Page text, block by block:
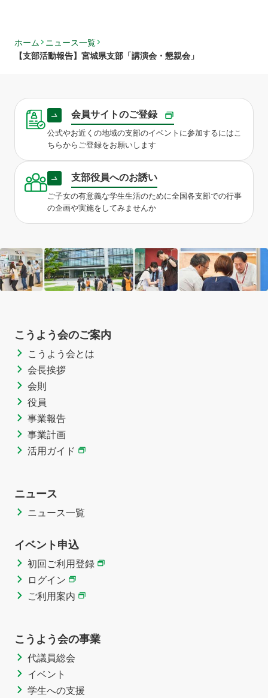
ホーム ニュース一覧
【支部活動報告】宮城県支部「講演会・懇親会」
会員サイトのご登録
公式やお近くの地域の支部のイベントに参加するにはこ
ちらからご登録をお願いします
支部役員へのお誘い
ご子女の有意義な学生生活のために全国各支部での行事
の企画や実施をしてみませんか
こうよう会のご案内
こうよう会とは
会長挨拶
会則
役員
事業報告
事業計画
活用ガイド
ニュース
ニュース一覧
イベント申込
初回ご利用登録
ログイン
ご利用案内
こうよう会の事業
代議員総会
イベント
学生への支援